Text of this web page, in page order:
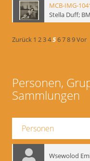
MCB-IMG-
Stella Duff;
Zurück 1 23456789Vor
Personen,
Sammlungen
Personen
Wsewolod